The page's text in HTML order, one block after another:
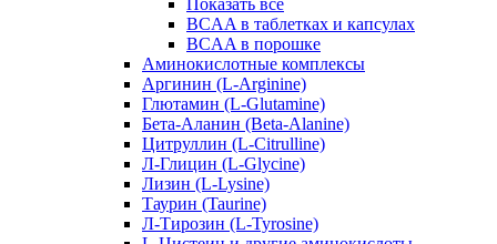
BCAA в таблетках и капсулах
BCAA в порошке
Аминокислотные комплексы
Аргинин (L-Arginine)
Глютамин (L-Glutamine)
Бета-Аланин (Beta-Alanine)
Цитруллин (L-Citrulline)
Л-Глицин (L-Glycine)
Лизин (L-Lysine)
Таурин (Taurine)
Л-Тирозин (L-Tyrosine)